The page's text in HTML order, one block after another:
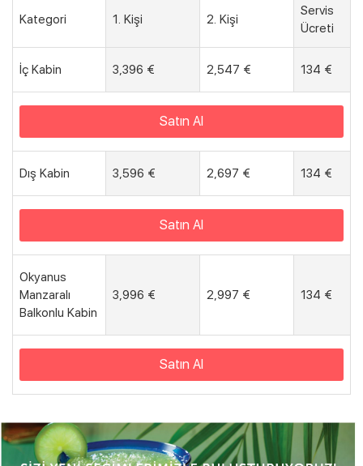
Kategori 1. Kişi 2. Kişi
Servis
Ücreti
İç Kabin 3,396 € 2,547 € 134 €
Satın Al
Dış Kabin 3,596 € 2,697 € 134 €
Satın Al
Okyanus
Manzaralı
Balkonlu Kabin
3,996 € 2,997 € 134 €
Satın Al